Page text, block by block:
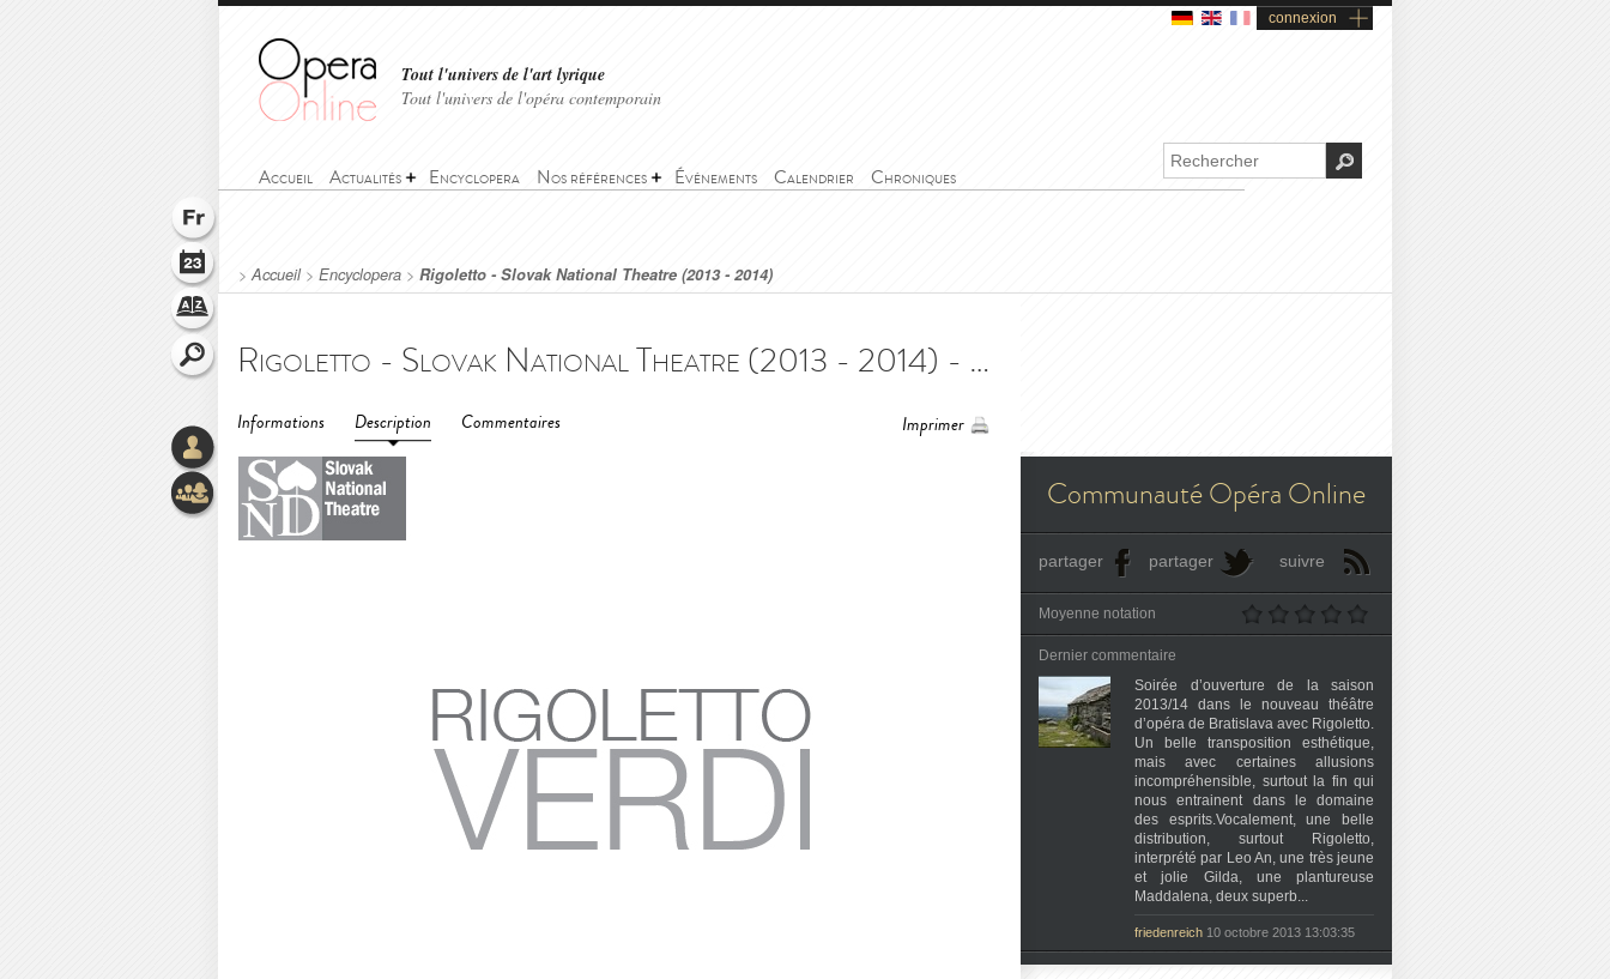
connexion
Tout l'univers de l'art lyrique
Tout l'univers de l'opéra contemporain
Accueil Actualités Encyclopera Nos références Événements Calendrier Chroniques
>Accueil> Encyclopera > Rigoletto - Slovak National Theatre (2013 - 2014)
Rigoletto - Slovak National Theatre (2013 - 2014) - Rigoletto - Slovak National Theatre (2013 - 2014)
Informations Description Commentaires Imprimer
Communauté Opéra Online
partager partager suivre
Moyenne notation
Dernier commentaire
Soirée d’ouverture de la saison
2013/14 dans le nouveau théâtre
d’opéra de Bratislava avec Rigoletto.
Un belle transposition esthétique,
mais avec certaines allusions
incompréhensible, surtout la fin qui
nous entrainent dans le domaine
des esprits.Vocalement, une belle
distribution, surtout Rigoletto,
interprété par Leo An, une très jeune
et jolie Gilda, une plantureuse
Maddalena, deux superb...
friedenreich 10 octobre 2013 13:03:35